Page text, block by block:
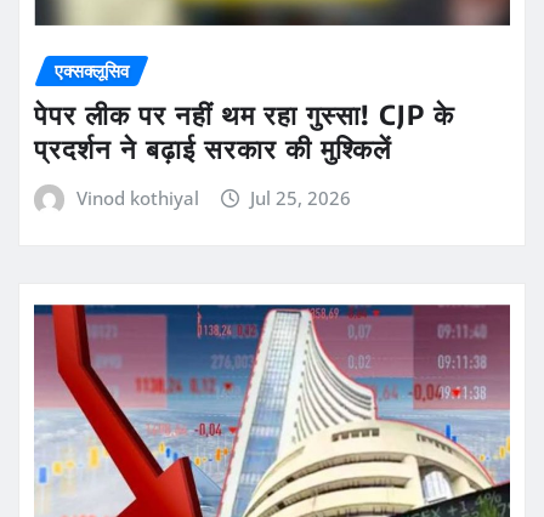
एक्सक्लूसिव
पेपर लीक पर नहीं थम रहा गुस्सा! CJP के
प्रदर्शन ने बढ़ाई सरकार की मुश्किलें
Vinod kothiyal Jul 25, 2026